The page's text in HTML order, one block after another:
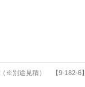
※別途見積） 【9-182-6】